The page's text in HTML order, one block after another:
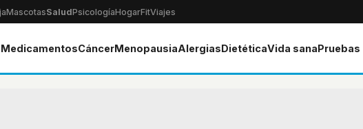
MascotasSaludPsicologíaHogarFitViajes
MedicamentosCáncerMenopausiaAlergiasDietéticaVida sana